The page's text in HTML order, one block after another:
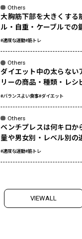
Others
大胸筋下部を大きくする
ル・自重・ケーブルでの
#適度な運動#筋トレ
Others
ダイエット中の太らない
リーの商品・種類・レシ
#バランスよい食事#ダイエット
Others
ベンチプレスは何キロか
量や男女別・レベル別の
#適度な運動#筋トレ
VIEWALL